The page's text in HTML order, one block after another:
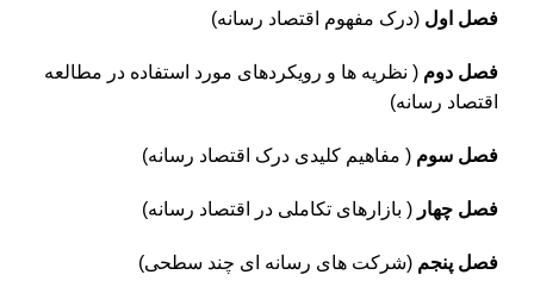
فصل اول (درک مفهوم اقتصاد رسانه)
فصل دوم ( نظریه ها و رویکردهای مورد استفاده در مطالعه
اقتصاد رسانه)
فصل سوم ( مفاهیم کلیدی درک اقتصاد رسانه)
فصل چهار ( بازارهای تکاملی در اقتصاد رسانه)
فصل پنجم (شرکت های رسانه ای چند سطحی)